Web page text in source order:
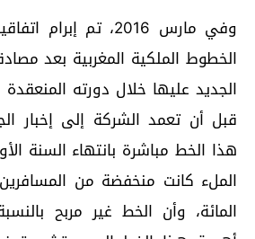
وفي مارس 2016، تم
الخطوط الملكية المغربية بعد
قبل أن تعمد الشركة إلى إخبار
هذا الخط مباشرة بانتهاء السنة
المائة، وأن الخط غير مربح